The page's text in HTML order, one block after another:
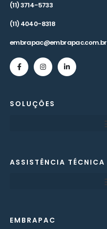
(11) 3714-5733
(11) 4040-8318
embrapac@embrapac.com.br
SOLUÇÔES
ASSISTÊNCIA TÉCNICA
EMBRAPAC